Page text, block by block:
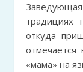
традициях
откуда
отмечается
«мама» на